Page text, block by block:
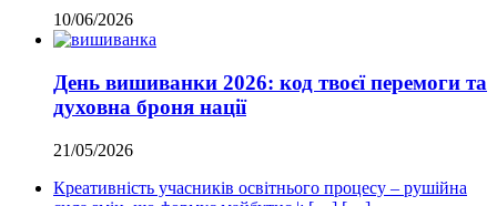
10/06/2026
День вишиванки 2026: код твоєї перемоги та
духовна броня нації
21/05/2026
Креативність учасників освітнього процесу – рушійна